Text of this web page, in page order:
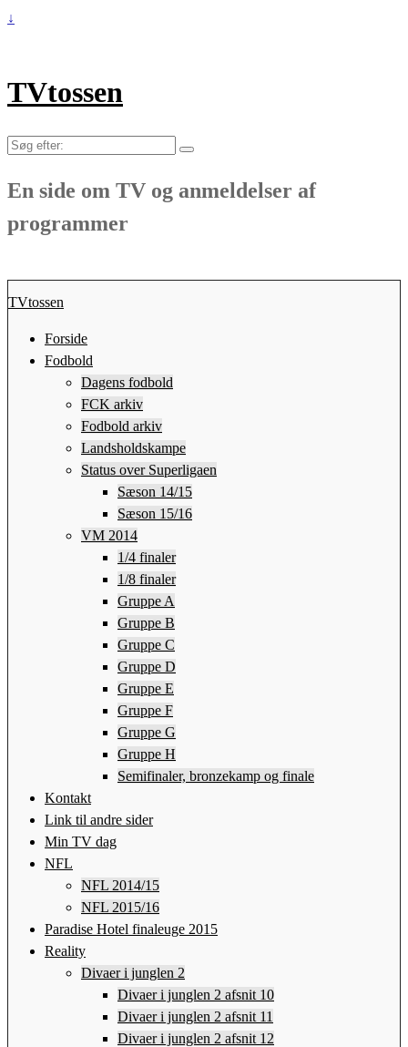
↓
TVtossen
Søg
En side om TV og anmeldelser af
programmer
TVtossen
Forside
Fodbold
Dagens fodbold
FCK arkiv
Fodbold arkiv
Landsholdskampe
Status over Superligaen
Sæson 14/15
Sæson 15/16
VM 2014
1/4 finaler
1/8 finaler
Gruppe A
Gruppe B
Gruppe C
Gruppe D
Gruppe E
Gruppe F
Gruppe G
Gruppe H
Semifinaler, bronzekamp og finale
Kontakt
Link til andre sider
Min TV dag
NFL
NFL 2014/15
NFL 2015/16
Paradise Hotel finaleuge 2015
Reality
Divaer i junglen 2
Divaer i junglen 2 afsnit 10
Divaer i junglen 2 afsnit 11
Divaer i junglen 2 afsnit 12